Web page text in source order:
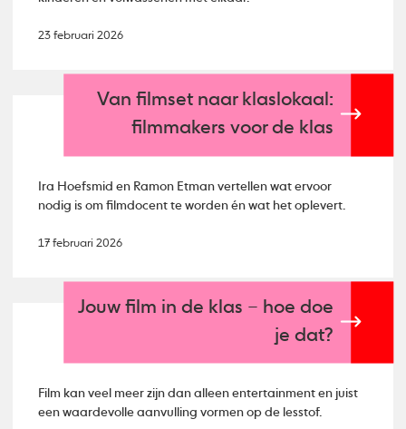
23 februari 2026
Van filmset naar klaslokaal:
filmmakers voor de klas
Ira Hoefsmid en Ramon Etman vertellen wat ervoor
nodig is om filmdocent te worden én wat het oplevert.
17 februari 2026
Jouw film in de klas – hoe doe
je dat?
Film kan veel meer zijn dan alleen entertainment en juist
een waardevolle aanvulling vormen op de lesstof.